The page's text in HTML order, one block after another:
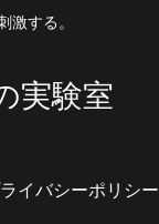
激する。
実験室
イバシーポリシー